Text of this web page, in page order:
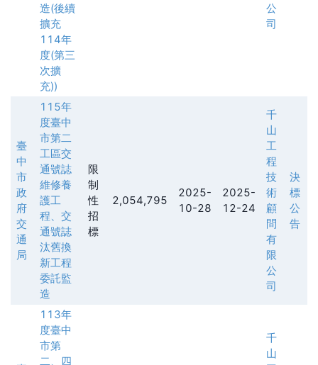
造(後續
擴充
114年
度(第三
次擴
充))
公
司
臺
中
市
政
府
交
通
局
115年
度臺中
市第二
工區交
通號誌
維修養
護工
程、交
通號誌
汰舊換
新工程
委託監
造
限
制
性
招
標
2,054,795
2025-
10-28
2025-
12-24
千
山
工
程
技
術
顧
問
有
限
公
司
決
標
公
告
113年
度臺中
市第
二、四
千
山